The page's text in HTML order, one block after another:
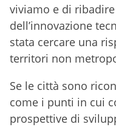
viviamo e di ribadire
dell’innovazione
stata cercare una
territori non
Se le città sono
come i punti in cui
prospettive di